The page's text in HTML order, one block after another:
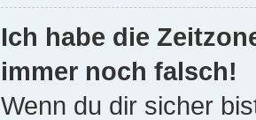
Ich habe die
immer noch falsch!
Wenn du dir sicher